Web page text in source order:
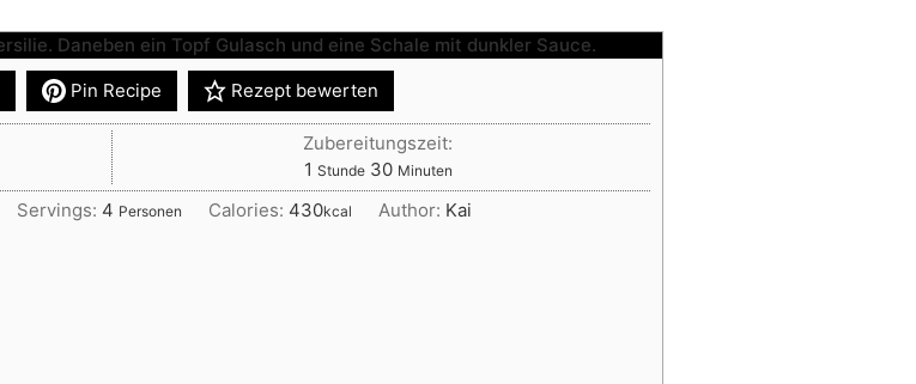
Pin Recipe Rezept bewerten
Zubereitungszeit:
1 Stunde
Stunde 30Minuten
Minuten
Servings: 4 Personen Calories: 430kcal Author: Kai